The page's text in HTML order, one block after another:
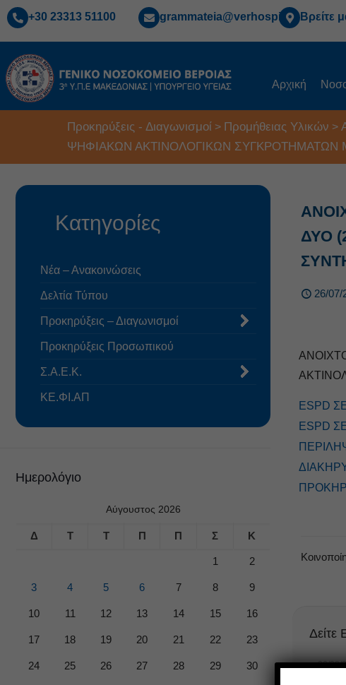
+30 23313 51100 grammateia@verhospi.gr Βρείτε
Αρχική
Προκηρύξεις - Διαγωνισμοί > Προμήθειας Υλικών >
ΨΗΦΙΑΚΩΝ ΑΚΤΙΝΟΛΟΓΙΚΩΝ ΣΥΓΚΡΟΤΗΜΑΤΩΝ
ΔΥΟ
26/07/
ESPD
ESPD
Δείτε
06/08/
Κατηγορίες
Νέα – Ανακοινώσεις
Δελτία Τύπου
Προκηρύξεις – Διαγωνισμοί
Προκηρύξεις Προσωπικού
Σ.Α.Ε.Κ.
ΚΕ.ΦΙ.ΑΠ
Ημερολόγιο
Αύγουστος 2026
Δ Τ Τ Π Π Σ Κ
1 2
3 4 5 6 7 8 9
10 11 12 13 14 15 16
17 18 19 20 21 22 23
24 25 26 27 28 29 30